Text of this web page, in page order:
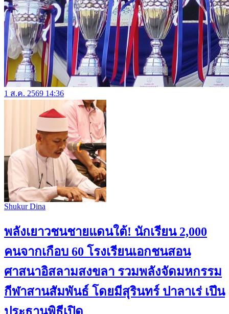
1 ส.ค. 2569 14:36
Shukur Dina
พลังเยาวชนชายแดนใต้! นักเรียน 2,000
คนจากเกือบ 60 โรงเรียนเอกชนสอน
ศาสนาอิสลามสงขลา รวมพลังจัดมหกรรม
กีฬาสานสัมพันธ์ โดยมีสุรินทร์ ปาลาเร่ เปึน
ประธานพิธีเปิด